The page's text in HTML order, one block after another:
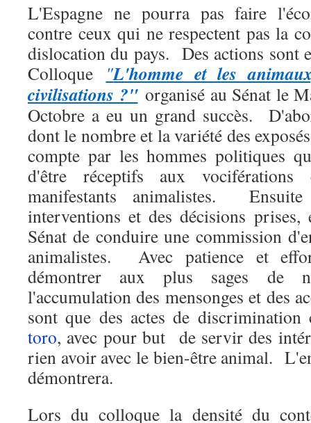
L'Espagne ne pourra pas faire
contre ceux qui ne respectent pas la
dislocation du pays. Des actions sont
Colloque "L'homme et les
civilisations ?"organisé au Sénat le
Octobre a eu un grand succès.
dont le nombre et la variété des
compte par les hommes politiques
d'être réceptifs aux
manifestants animalistes.
interventions et des décisions
Sénat de conduire une commission
animalistes. Avec patience et
démontrer aux plus sages de
l'accumulation des mensonges et des
sont que des actes de
toro, avec pour but de servir des
rien avoir avec le bien-être animal.
démontrera.
Lors du colloque la densité du